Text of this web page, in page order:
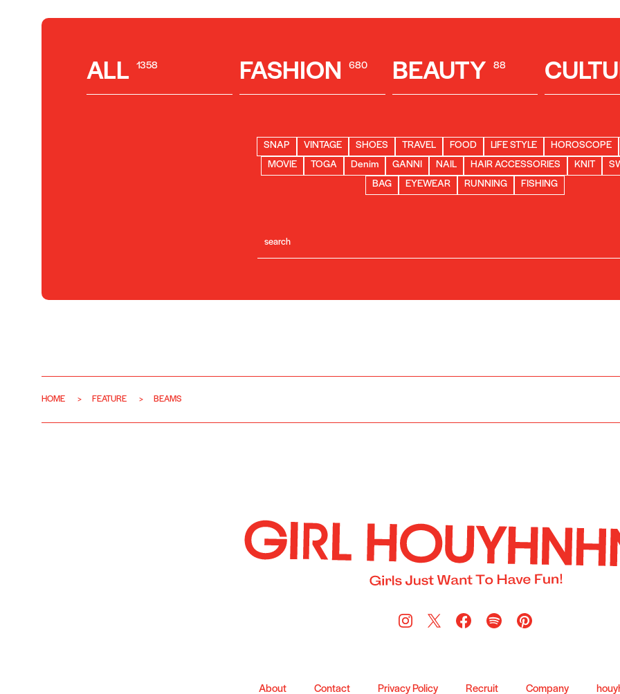
ALL 1358 FASHION 680 BEAUTY 88
SNAP VINTAGE SHOES TRAVEL FOOD LIFE STYLE HOROSCOPE
MOVIE
TOGA Denim GANNI NAIL HAIR ACCESSORIES KNIT
BAG
EYEWEAR RUNNING FISHING
HOME FEATURE BEAMS
About Contact Privacy Policy Recruit Company